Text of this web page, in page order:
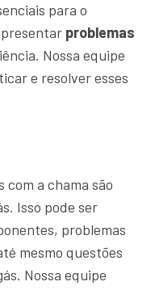
para o
problemas
Nossa equipe
e resolver esses
com a chama são
Isso pode ser
problemas
mesmo questões
Nossa equipe